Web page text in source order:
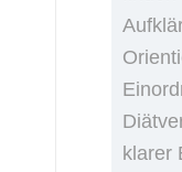
klarer